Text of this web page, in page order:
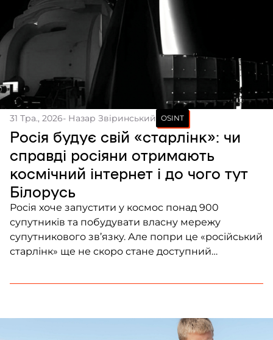
31 Тра., 2026- Назар Звіринський OSINT
Росія будує свій «старлінк»: чи
справді росіяни отримають
космічний інтернет і до чого тут
Білорусь
Росія хоче запустити у космос понад 900
супутників та побудувати власну мережу
супутникового зв’язку. Але попри це «російський
старлінк» ще не скоро стане доступний
виявило OSINT-дослідження Frontliner.